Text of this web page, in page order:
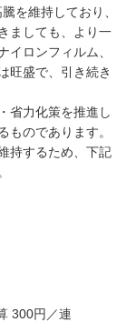
を維持しており、
ましても、より一
イロンフィルム、
旺盛で、引き続き
省力化策を推進し
ものであります。
持するため、下記
300円／連